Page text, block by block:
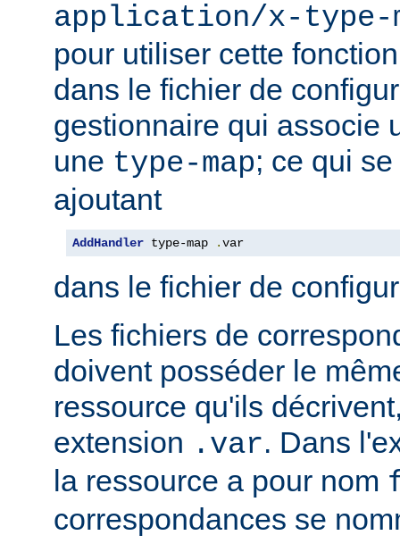
application/x-type-
pour utiliser cette
dans le fichier de
gestionnaire qui associe
une type-map; ce qui
ajoutant
AddHandler type-map .var
dans le fichier de
Les fichiers de
doivent posséder le
ressource qu'ils
extension .var. Dans
la ressource a pour nom
correspondances se